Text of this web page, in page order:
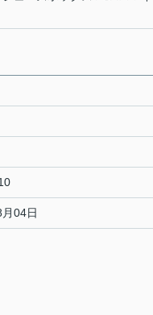
04日